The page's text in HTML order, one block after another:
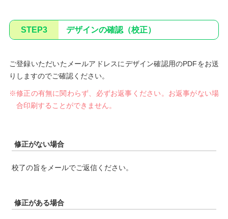
STEP3 デザインの確認（校正）
ご登録いただいたメールアドレスにデザイン確認用のPDFをお送
りしますのでご確認ください。
※修正の有無に関わらず、必ずお返事ください。お返事がない場
合印刷することができません。
修正がない場合
校了の旨をメールでご返信ください。
修正がある場合